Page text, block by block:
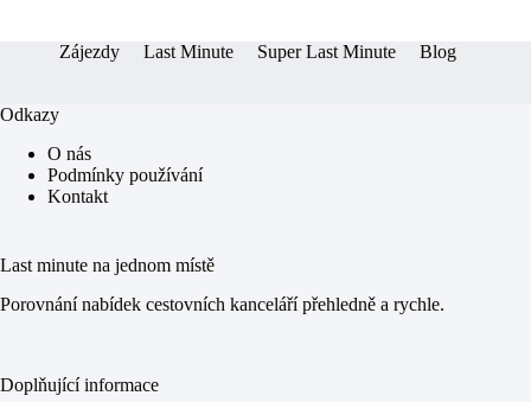
Zájezdy Last Minute Super Last Minute Blog
Odkazy
O nás
Podmínky používání
Kontakt
Last minute na jednom místě
Porovnání nabídek cestovních kanceláří přehledně a rychle.
Doplňující informace